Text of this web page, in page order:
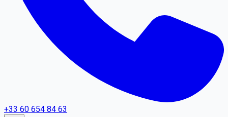
+33 60 654 84 63